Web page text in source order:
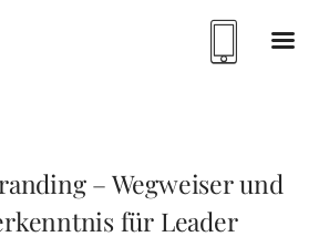
– Wegweiser und
für Leader